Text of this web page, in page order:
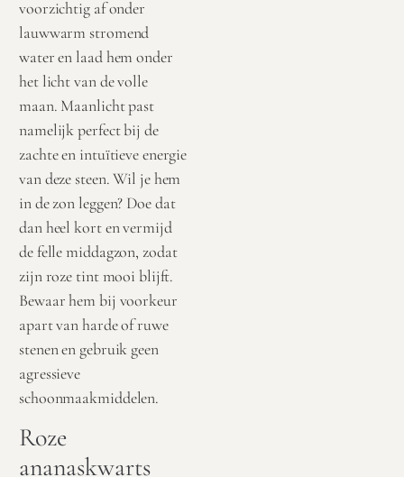
voorzichtig af onder
lauwwarm stromend
water en laad hem onder
het licht van de volle
maan. Maanlicht past
namelijk perfect bij de
zachte en intuïtieve energie
van deze steen. Wil je hem
in de zon leggen? Doe dat
dan heel kort en vermijd
de felle middagzon, zodat
zijn roze tint mooi blijft.
Bewaar hem bij voorkeur
apart van harde of ruwe
stenen en gebruik geen
agressieve
schoonmaakmiddelen.
Roze
ananaskwarts